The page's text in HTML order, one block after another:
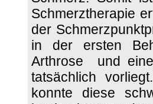
Schmerztherapie
der
in der ersten
Arthrose und
tatsächlich
konnte diese